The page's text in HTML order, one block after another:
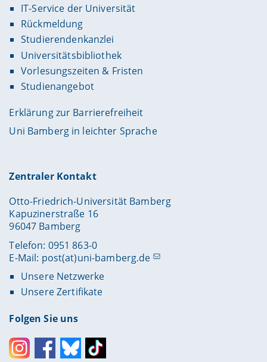
IT-Service der Universität
Rückmeldung
Studierendenkanzlei
Universitätsbibliothek
Vorlesungszeiten & Fristen
Studienangebot
Erklärung zur Barrierefreiheit
Uni Bamberg in leichter Sprache
Zentraler Kontakt
Otto-Friedrich-Universität Bamberg
Kapuzinerstraße 16
96047 Bamberg
Telefon: 0951 863-0
E-Mail: post(at)uni-bamberg.de
Unsere Netzwerke
Unsere Zertifikate
Folgen Sie uns